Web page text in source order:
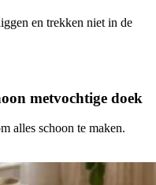
en trekken niet in de
metvochtige doek
alles schoon te maken.